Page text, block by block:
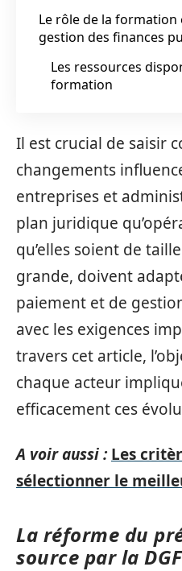
Le rôle de la formation
gestion des finances
Les ressources
formation
Il est crucial de saisir
changements
entreprises et
plan juridique
qu’elles soient de
grande, doivent
paiement et de
avec les exigences
travers cet article,
chaque acteur
efficacement ces
A voir aussi : Les
sélectionner le
La réforme du
source par la